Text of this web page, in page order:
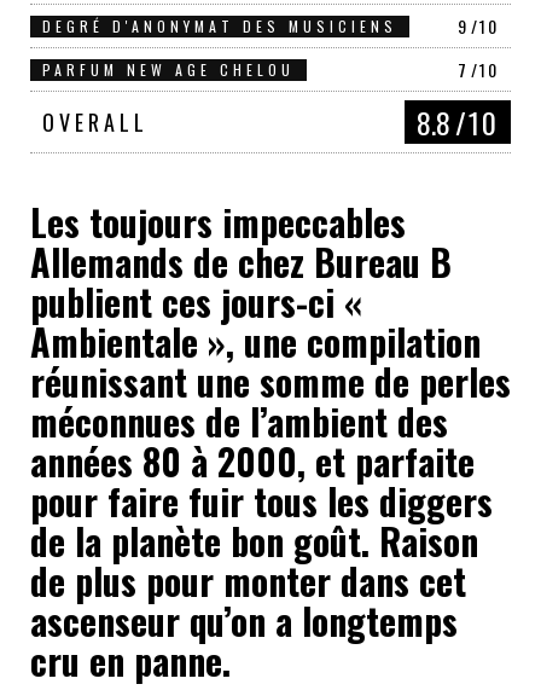
DEGRÉ D'ANONYMAT DES MUSICIENS 9/10
PARFUM NEW AGE CHELOU 7 /10
OVERALL 8.8/10
Les toujours impeccables
Allemands de chez Bureau B
publient ces jours-ci «
Ambientale », une compilation
réunissant une somme de perles
méconnues de l’ambient des
années 80 à 2000, et parfaite
pour faire fuir tous les diggers
de la planète bon goût. Raison
de plus pour monter dans cet
ascenseur qu’on a longtemps
cru en panne.